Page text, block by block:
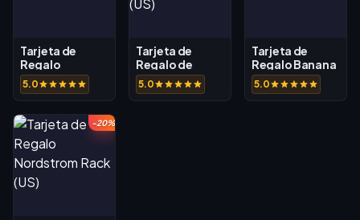
Tarjeta de
Regalo
Nordstrom (US)
5.0
Tarjeta de
Regalo de
Banana
Republic (US)
5.0
Tarjeta de
Regalo Banana
Republic (CA)
5.0
-20%